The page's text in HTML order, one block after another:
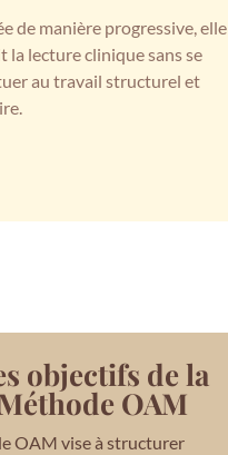
de manière progressive, elle
la lecture clinique sans se
au travail structurel et
objectifs de la
OAM
OAM vise à structurer